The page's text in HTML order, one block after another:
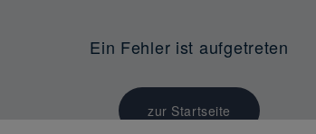
Ein Fehler ist aufgetreten
zur Startseite